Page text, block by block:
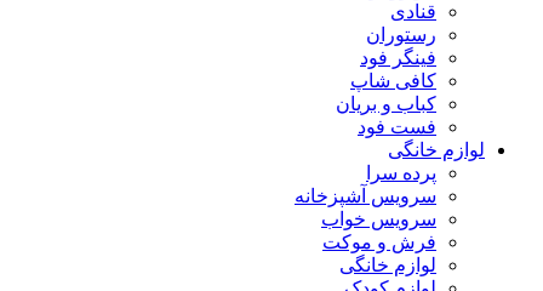
قنادی
رستوران
فینگر فود
کافی شاپ
کباب و بریان
فست فود
لوازم خانگی
پرده سرا
سرویس آشپزخانه
سرویس خواب
فرش و موکت
لوازم خانگی